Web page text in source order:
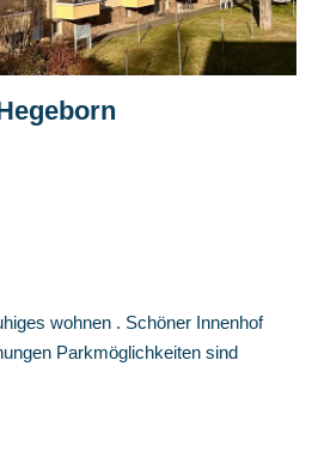
wohnen . Schöner Innenhof
Parkmöglichkeiten sind